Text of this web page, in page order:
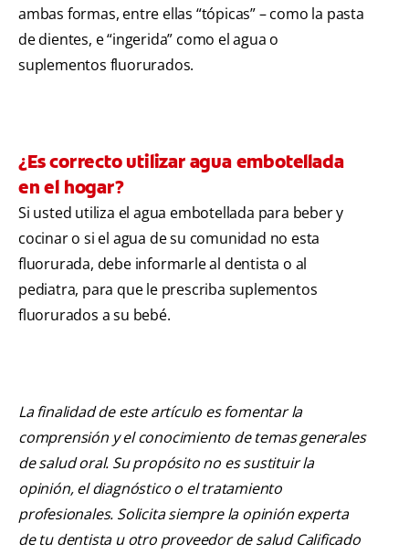
ambas formas, entre ellas “tópicas” – como la pasta
de dientes, e “ingerida” como el agua o
suplementos fluorurados.
¿Es correcto utilizar agua embotellada
en el hogar?
Si usted utiliza el agua embotellada para beber y
cocinar o si el agua de su comunidad no esta
fluorurada, debe informarle al dentista o al
pediatra, para que le prescriba suplementos
fluorurados a su bebé.
La finalidad de este artículo es fomentar la
comprensión y el conocimiento de temas generales
de salud oral. Su propósito no es sustituir la
opinión, el diagnóstico o el tratamiento
profesionales. Solicita siempre la opinión experta
de tu dentista u otro proveedor de salud Calificado